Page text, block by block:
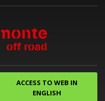
ACCESS TO WEB IN
ENGLISH